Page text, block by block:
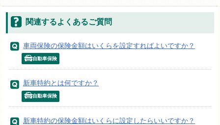
関連するよくあるご質問
車両保険の保険金額はいくらを設定すればよいですか？
自動車保険
新車特約とは何ですか？
自動車保険
新車特約の保険金額はいくらに設定したらいいですか？